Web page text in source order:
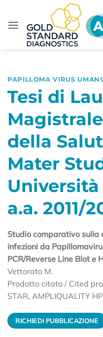
contenuti
PAPILLOMA VIRUS
Tesi di
della
Mater
a.a. 2011/
Studio comparativo sulla
infezioni da
PCR/Reverse Line Blot e
Vettorato M.
Prodotto citato / Cited
STAR, AMPLIQUALITY
RICHIEDI PUBBLICAZIONE